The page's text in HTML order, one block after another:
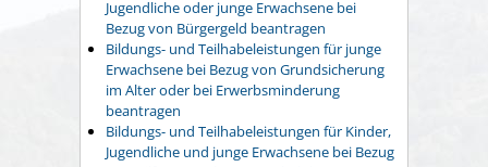
Jugendliche oder junge Erwachsene bei
Bezug von Bürgergeld beantragen
Bildungs- und Teilhabeleistungen für junge
Erwachsene bei Bezug von Grundsicherung
im Alter oder bei Erwerbsminderung
beantragen
Bildungs- und Teilhabeleistungen für Kinder,
Jugendliche und junge Erwachsene bei Bezug